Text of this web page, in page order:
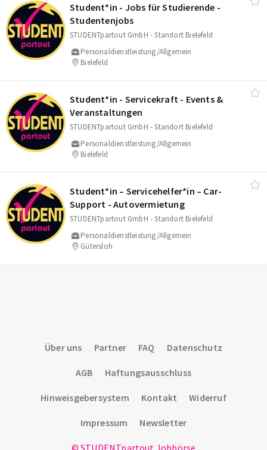
Student*in - Jobs für Studierende -
Studentenjobs
STUDENTpartout GmbH - Standort Bielefeld
Personaldienstleistung/Allgemein
Bielefeld
Student*in - Servicekraft - Events &
Veranstaltungen
STUDENTpartout GmbH - Standort Bielefeld
Personaldienstleistung/Allgemein
Bielefeld
Student*in – Servicehelfer*in – Car-
Support - Autovermietung
STUDENTpartout GmbH - Standort Bielefeld
Personaldienstleistung/Allgemein
Gütersloh
Über uns Partner FAQ Datenschutz
AGB Haftungsausschluss
Hinweisgebersystem Kontakt Widerruf
Impressum Newsletter
© STUDENTpartout Jobbörse